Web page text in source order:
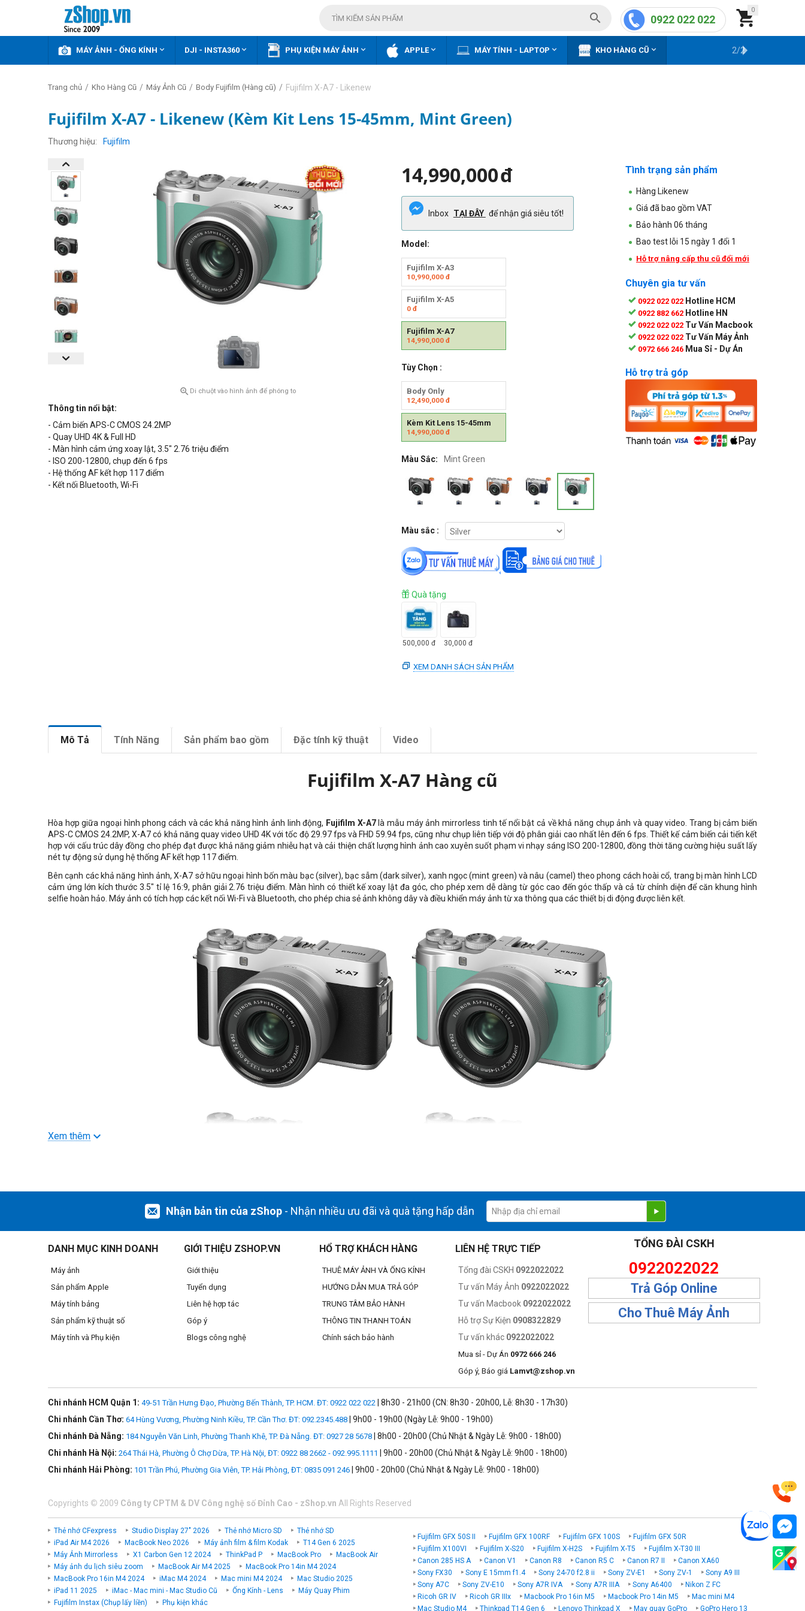
0

0922 022 022

KHUYẾN MÃI
MÁY ẢNH - ỐNG KÍNH  DJI - INSTA360  PHỤ KIỆN MÁY ẢNH  APPLE MÁY TÍNH - LAPTOP  KHO HÀNG CŨ  2/2
Trang chủ / Kho Hàng Cũ / Máy Ảnh Cũ / Body Fujifilm (Hàng cũ) / Fujifilm X-A7 - Likenew
Fujifilm X-A7 - Likenew (Kèm Kit Lens 15-45mm, Mint Green)
Thương hiệu Fujifilm
 Di chuột vào hình ảnh để phóng to
Thông tin nổi bật:
- Cảm biến APS-C CMOS 24.2MP
- Quay UHD 4K & Full HD
- Màn hình cảm ứng xoay lật, 3.5" 2.76 triệu điểm
- ISO 200-12800, chụp đến 6 fps
- Hệ thống AF kết hợp 117 điểm
- Kết nối Bluetooth, Wi-Fi
14,990,000đ
Inbox TẠI ĐÂY để nhận giá siêu tốt!
Model:
Fujifilm X-A3
10,990,000đ
Fujifilm X-A5
0đ
Fujifilm X-A7
14,990,000đ
Tùy Chọn :
Body Only
12,490,000đ
Kèm Kit Lens 15-45mm
14,990,000đ
Màu Sắc: Mint Green
Màu sắc :
Quà tặng
500,000 đ 30,000 đ
XEM DANH SÁCH SẢN PHẨM
Tình trạng sản phẩm
Hàng Likenew
Giá đã bao gồm VAT
Bảo hành 06 tháng
Bao test lỗi 15 ngày 1 đổi 1
Hỗ trợ nâng cấp thu cũ đổi mới
Chuyên gia tư vấn
0922 022 022 Hotline HCM
0922 882 662 Hotline HN
0922 022 022 Tư Vấn Macbook
0922 022 022 Tư Vấn Máy Ảnh
0972 666 246 Mua Sỉ - Dự Án
Hỗ trợ trả góp
Mô Tả Tính Năng Sản phẩm bao gồm Đặc tính kỹ thuật Video
Fujifilm X-A7 Hàng cũ
Hòa hợp giữa ngoại hình phong cách và các khả năng hình ảnh linh động, Fujifilm X-A7là mẫu máy ảnh mirrorless tinh tế nổi bật cả về khả năng chụp ảnh và quay video. Trang bị cảm biến
APS-C CMOS24.2MP,X-A7 có khả năng quay video UHD 4K với tốc độ 29.97 fps và FHD 59.94 fps, cũng như chụp liên tiếp với độ phân giải cao nhất lên đến 6 fps. Thiết kế cảm biến cải tiến kết
hợp với cấu trúc dây đồng cho phép đạt được khả năng giảm nhiễu hạt và cải thiện chất lượng hình ảnh cao xuyên suốt phạm vi nhạy sáng ISO 200-12800, đồng thời tăng cường hiệu suất lấy
nét tự động sử dụng hệ thống AF kết hợp 117 điểm.
Bên cạnh các khả năng hình ảnh, X-A7 sở hữu ngoại hình bốn màu bạc (silver), bạc sẫm (dark silver), xanh ngọc (mint green) và nâu (camel) theo phong cách hoài cổ, trang bị màn hình LCD
cảm ứng lớn kích thước 3.5" tỉ lệ 16:9, phân giải 2.76 triệu điểm. Màn hình có thiết kế xoay lật đa góc, cho phép xem dễ dàng từ góc cao đến góc thấp và cả từ chính diện để căn khung hình
selfie hoàn hảo. Máy ảnh có tích hợp các kết nối Wi-Fi và Bluetooth, cho phép chia sẻ ảnh không dây và điều khiển máy ảnh từ xa thông qua các thiết bị di động được liên kết.
Menu thông minh - cách điều khiển máy ảnh dễ dàng nhất
cần trải qua trường lớp nhiếp ảnh nào.
Xem thêm
Nhận bản tin của zShop - Nhận nhiều ưu đãi và quà tặng hấp dẫn
DANH MỤC KINH DOANH
Máy ảnh
Sản phẩm Apple
Máy tính bảng
Sản phẩm kỹ thuật số
Máy tính và Phụ kiện
GIỚI THIỆU ZSHOP.VN
Giới thiệu
Tuyển dụng
Liên hệ hợp tác
Góp ý
Blogs công nghệ
HỔ TRỢ KHÁCH HÀNG
THUÊ MÁY ẢNH VÀ ỐNG KÍNH
HƯỚNG DẪN MUA TRẢ GÓP
TRUNG TÂM BẢO HÀNH
THÔNG TIN THANH TOÁN
Chính sách bảo hành
LIÊN HỆ TRỰC TIẾP
Tổng đài CSKH 0922022022
Tư vấn Máy Ảnh 0922022022
Tư vấn Macbook 0922022022
Hỗ trợ Sự Kiện 0908322829
Tư vấn khác 0922022022
Mua sỉ - Dự Án 0972 666 246
Góp ý, Báo giá Lamvt@zshop.vn
TỔNG ĐÀI CSKH
0922022022
Trả Góp Online
Cho Thuê Máy Ảnh
Chi nhánh HCM Quận 1: 49-51 Trần Hưng Đạo, Phường Bến Thành, TP. HCM. ĐT: 0922 022 022 | 8h30 - 21h00 (CN: 8h30 - 20h00, Lễ: 8h30 - 17h30)
Chi nhánh Cần Thơ: 64 Hùng Vương, Phường Ninh Kiều, TP. Cần Thơ. ĐT: 092.2345.488 | 9h00 - 19h00 (Ngày Lễ: 9h00 - 19h00)
Chi nhánh Đà Nẵng: 184 Nguyễn Văn Linh, Phường Thanh Khê, TP. Đà Nẵng. ĐT: 0927 28 5678 | 8h00 - 20h00 (Chủ Nhật & Ngày Lễ: 9h00 - 18h00)
Chi nhánh Hà Nội: 264 Thái Hà, Phường Ô Chợ Dừa, TP. Hà Nội, ĐT: 0922 88 2662 - 092.995.1111
| 9h00 - 20h00 (Chủ Nhật & Ngày Lễ: 9h00 - 18h00)
Chi nhánh Hải Phòng: 101 Trần Phú, Phường Gia Viên, TP. Hải Phòng, ĐT: 0835 091 246 | 9h00 - 20h00 (Chủ Nhật & Ngày Lễ: 9h00 - 18h00)
Copyrights © 2009 Công ty CPTM & DV Công nghệ số Đỉnh Cao - zShop.vn All Rights Reserved
Thẻ nhớ CFexpress Studio Display 27" 2026 Thẻ nhớ Micro SD
Thẻ nhớ SD
iPad Air M4 2026
MacBook Neo 2026 Máy ảnh film & film Kodak
T14 Gen 6 2025
Máy Ảnh Mirrorless
X1 Carbon Gen 12 2024 ThinkPad P MacBook Pro
MacBook Air
Máy ảnh du lịch siêu zoom
MacBook Air M4 2025
MacBook Pro 14in M4 2024
MacBook Pro 16in M4 2024
iMac M4 2024 Mac mini M4 2024
Mac Studio 2025
iPad 11 2025
iMac - Mac mini - Mac Studio Cũ Ống Kính - Lens
Máy Quay Phim
Fujifilm Instax (Chụp lấy liền)
Phụ kiện khác
Fujifilm GFX 50S II Fujifilm GFX 100RF Fujifilm GFX 100S
Fujifilm GFX 50R
Fujifilm X100VI
Fujifilm X-S20 Fujifilm X-H2S Fujifilm X-T5
Fujifilm X-T30 III
Canon 285 HS A
Canon V1 Canon R8 Canon R5 C Canon R7 II
Canon XA60
Sony FX30
Sony E 15mm f1.4 Sony 24-70 f2.8 ii Sony ZV-E1 Sony ZV-1
Sony A9 III
Sony A7C
Sony ZV-E10 Sony A7R IVA Sony A7R IIIA Sony A6400
Nikon Z FC
Ricoh GR IV
Ricoh GR IIIx Macbook Pro 16in M5 Macbook Pro 14in M5
Mac mini M4
Mac Studio M4
Thinkpad T14 Gen 6 Lenovo Thinkpad X May quay GoPro GoPro Hero 13